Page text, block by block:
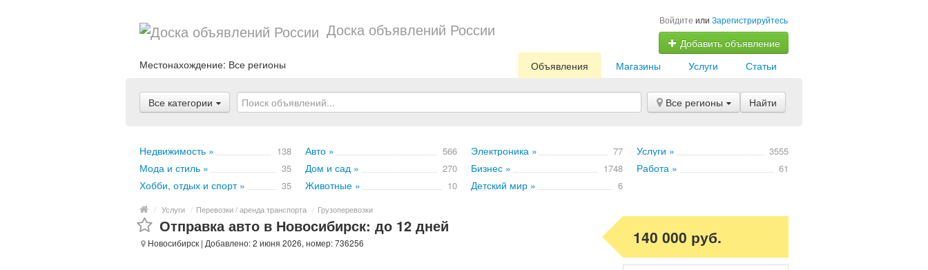
Доска объявлений России Войдите или Зарегистрируйтесь
Добавить объявление
Местонахождение: Все регионы Статьи
Услуги
Магазины
Объявления
Все категории Все регионы Найти
Недвижимость » 138 Авто » 566 Электроника » 77 Услуги » 3555
Мода и стиль » 35 Дом и сад » 270 Бизнес » 1748 Работа » 61
Хобби, отдых и спорт » 35 Животные » 10 Детский мир » 6
/ Услуги / Перевозки / аренда транспорта / Грузоперевозки
Отправка авто в Новосибирск: до 12 дней
Новосибирск | Добавлено: 2 июня 2026, номер: 736256 140 000 руб.